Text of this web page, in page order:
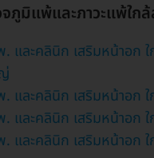
ภูมิแพ้และภาวะแพ้ใก
. และคลินิก เสริมหน้าอก
และคลินิก เสริมหน้าอก
. และคลินิก เสริมหน้าอก
และคลินิก เสริมหน้าอก